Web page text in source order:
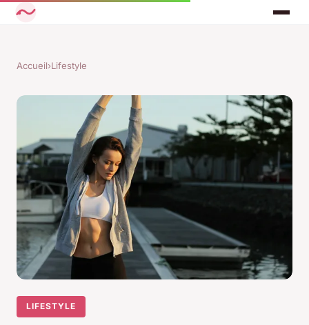
Accueil›Lifestyle
LIFESTYLE